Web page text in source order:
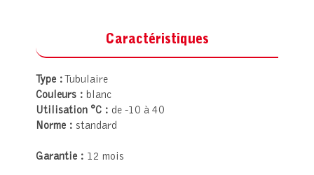
Caractéristiques
Type : Tubulaire
Couleurs : blanc
Utilisation °C : de -10 à 40
Norme : standard
Garantie : 12 mois